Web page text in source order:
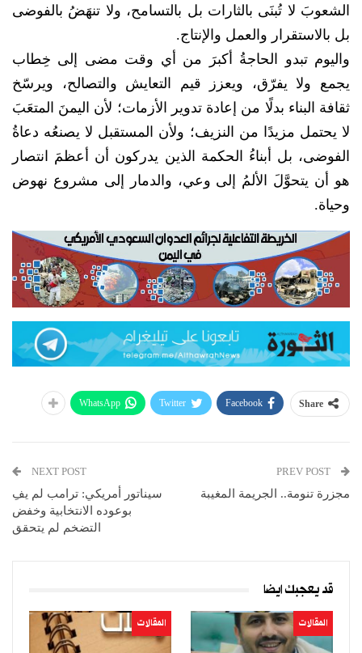
الشعوبَ لا تُبنَى بالثارات بل بالتسامح، ولا تنهَضُ بالفوضى
بل بالاستقرار والعمل والإنتاج.
واليوم تبدو الحاجةُ أكبرَ من أي وقت مضى إلى خِطاب
يجمع ولا يفرّق، ويعزز قيم التعايش والتصالح، ويرسّخ
ثقافة البناء بدلًا من إعادة تدوير الأزمات؛ لأن اليمنَ المتعَبَ
لا يحتمل مزيدًا من النزيف؛ ولأن المستقبل لا يصنعُه دعاةُ
الفوضى، بل أبناءُ الحكمة الذين يدركون أن أعظمَ انتصار
هو أن يتحوَّلَ الألمُ إلى وعي، والدمار إلى مشروع نهوض
وحياة.
Share
Facebook
Twitter
WhatsApp
مجزرة تنومة.. الجريمة المغيبة
NEXT POST
سيناتور أمريكي: ترامب لم يفِ
بوعوده الانتخابية وخفض
التضخم لم يتحقق
قد يعجبك ايضا
المقالات المقالات